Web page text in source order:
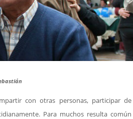
con otras personas, participar de
Para muchos resulta común